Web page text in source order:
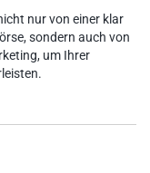
nur von einer klar
sondern auch von
um Ihrer